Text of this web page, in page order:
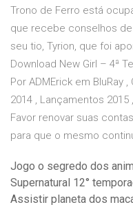
Trono de Ferro está
que recebe conselhos
seu tio, Tyrion, que foi
Download New Girl – 4ª
Por ADMErick em BluRay
2014 , Lançamentos
Favor renovar suas
para que o mesmo
Jogo o segredo dos
Supernatural 12°
Assistir planeta dos